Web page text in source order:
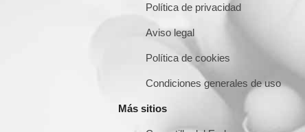
Política de privacidad
Aviso legal
Política de cookies
Condiciones generales de uso
Más sitios